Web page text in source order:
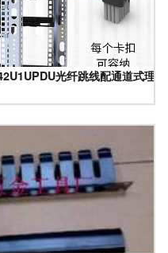
光纤跳线配通道式理